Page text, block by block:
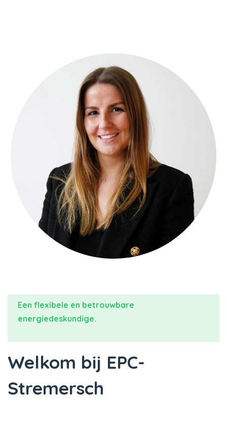
Een flexibele en betrouwbare
energiedeskundige.
Welkom bij EPC-
Stremersch